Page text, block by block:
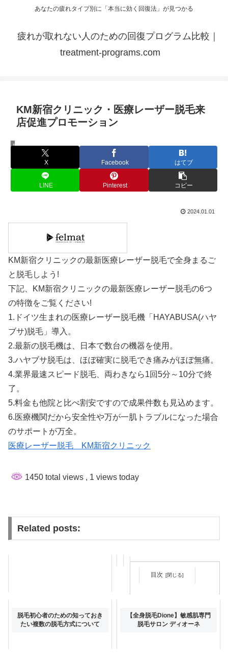
あなたの疲れタイプ別に「本当に効く回復法」が見つかる
疲れが取れない人のための回復プログラム比較｜
treatment-programs.com
KM新宿クリニック・医療レーザー脱毛来
店促進プロモーション
脱毛
X Facebook はてブ
LINE Pinterest コピー
2024.01.01
KM新宿クリニックの最新医療レーザー脱毛で全身まるご
と脱毛しよう!
下記、KM新宿クリニックの最新医療レーザー脱毛の6つ
の特徴をご覧ください!
1.ドイツ生まれの医療レーザー脱毛機「HAYABUSA(ハヤ
ブサ)脱毛」導入。
2.最新の脱毛機は、日本で数台の機器を使用。
3.ハヤブサ脱毛は、ほぼ確実に脱毛でき痛みがほぼ無痛。
4.業界最速スピード脱毛、両わきなら1回5分～10分で終
了。
5.料金も他院と比べ割安ですので成果件数も見込めます。
6.医療機関だから安全性や万が一肌トラブルになった場合
のサポートが万全。
医療レーザー脱毛 KM新宿クリニック
1450 total views , 1 views today
Related posts:
目次
人気のサロンは他と何が違う？
自分に合ったサロン選びのコツ
脱毛初心者のための知っておき
たい複数の脱毛方式について
【全身脱毛Dione】敏感肌専門
脱毛サロン ディオーネ